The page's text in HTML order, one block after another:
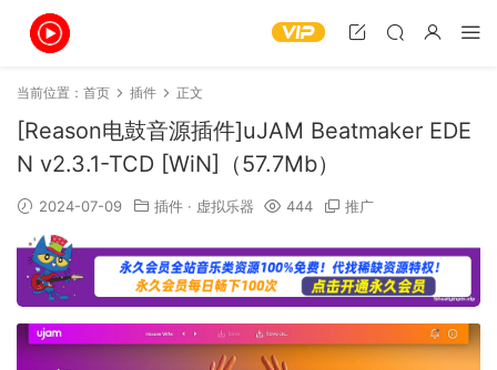
当前位置： 首页 插件 正文
[Reason电鼓音源插件]uJAM Beatmaker EDE
N v2.3.1-TCD [WiN]（57.7Mb）
2024-07-09 插件 · 虚拟乐器 444 推广